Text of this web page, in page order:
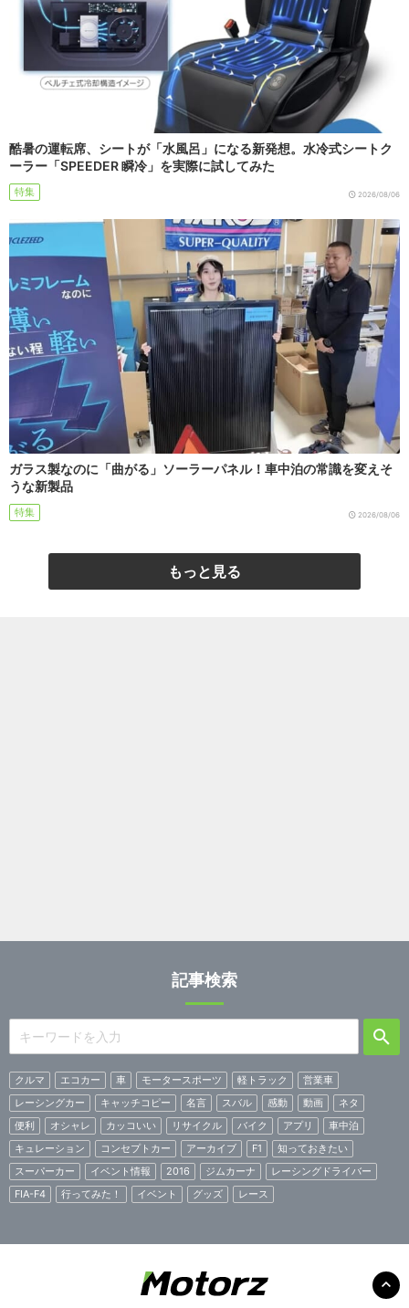
酷暑の運転席、シートが「水風呂」になる新発想。水冷式シートク
ーラー「SPEEDER 瞬冷」を実際に試してみた
特集 2026/08/06
ガラス製なのに「曲がる」ソーラーパネル！車中泊の常識を変えそ
うな新製品
特集 2026/08/06
もっと見る
記事検索
クルマ エコカー 車 モータースポーツ 軽トラック
営業車
レーシングカー
キャッチコピー 名言 スバル 感動 動画
ネタ
便利
オシャレ カッコいい リサイクル バイク アプリ
車中泊
キュレーション
コンセプトカー アーカイブ F1
知っておきたい
スーパーカー
イベント情報 2016 ジムカーナ
レーシングドライバー
FIA-F4
行ってみた！ イベント グッズ レース